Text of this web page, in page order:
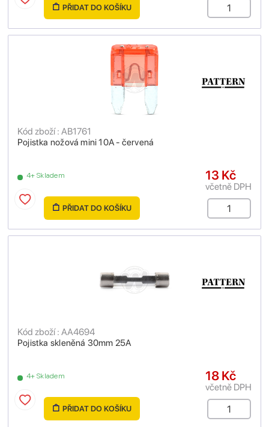
PŘIDAT DO KOŠÍKU
Pojistka nožová mini 10A - červená
Kód zboží : AB1761
4+ Skladem 13 Kč
včetně DPH
PŘIDAT DO KOŠÍKU
Pojistka skleněná 30mm 25A
Kód zboží : AA4694
4+ Skladem 18 Kč
včetně DPH
PŘIDAT DO KOŠÍKU